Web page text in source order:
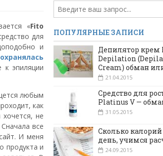
«Fito
для
и
эпиляции
любым
как
не
все
И меня
продукта и
ПОПУЛЯРНЫЕ ЗАПИСИ
Депилятор крем
Depilation
Cream) обман
21.04.2015
Средство для
Platinus V —
31.05.2015
Сколько
день, учимся
24.09.2015